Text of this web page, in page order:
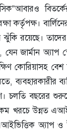
কর্তৃপক্ষ।
রয়েছে।
যেন জার্মান
কোরিয়াসহ বেশ
ব্যবহারকারীর
চলতি বছরের
কম খরচে উন্নত
অ্যাপ ও